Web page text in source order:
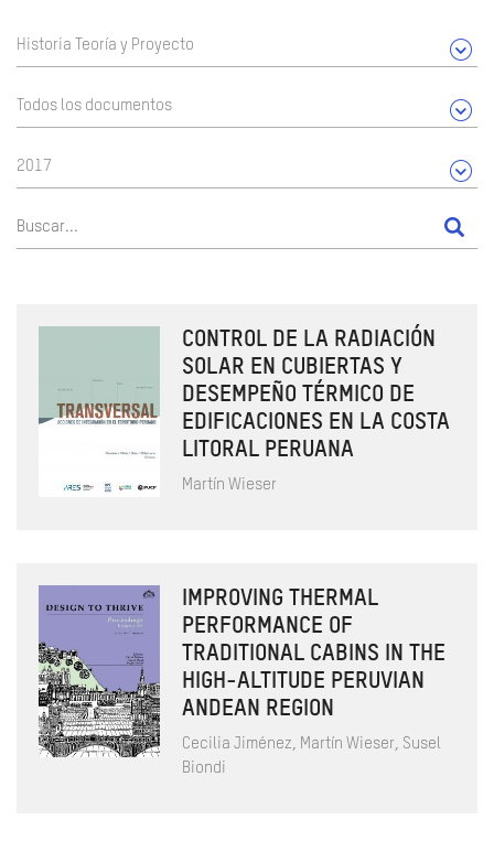
Historia Teoría y Proyecto
Todos los documentos
2017
CONTROL DE LA RADIACIÓN
SOLAR EN CUBIERTAS Y
DESEMPEÑO TÉRMICO DE
EDIFICACIONES EN LA COSTA
LITORAL PERUANA
Martín Wieser
IMPROVING THERMAL
PERFORMANCE OF
TRADITIONAL CABINS IN THE
HIGH-ALTITUDE PERUVIAN
ANDEAN REGION
Cecilia Jiménez, Martín Wieser, Susel
Biondi